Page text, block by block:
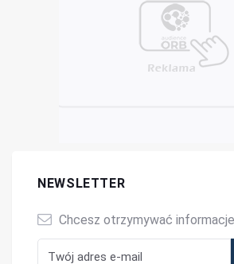
NEWSLETTER
Chcesz otrzymywać